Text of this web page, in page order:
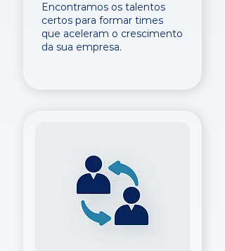
Encontramos os talentos
certos para formar times
que aceleram o crescimento
da sua empresa.